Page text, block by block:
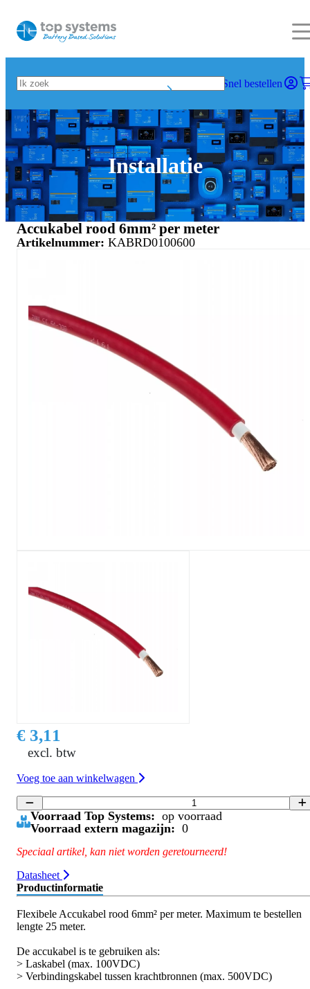
Snel bestellen
Installatie
Accukabel rood 6mm² per meter
Artikelnummer: KABRD0100600
€ 3,11
excl. btw
Voeg toe aan winkelwagen
Voorraad Top Systems: op voorraad
Voorraad extern magazijn: 0
Speciaal artikel, kan niet worden geretourneerd!
Datasheet
Productinformatie
Flexibele Accukabel rood 6mm² per meter. Maximum te bestellen
lengte 25 meter.
De accukabel is te gebruiken als:
> Laskabel (max. 100VDC)
> Verbindingskabel tussen krachtbronnen (max. 500VDC)